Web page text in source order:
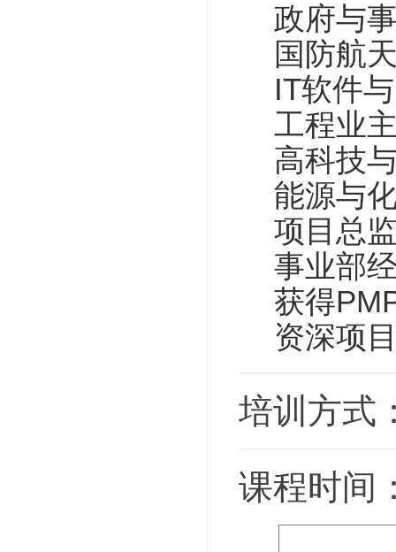
政府与
国防航
IT软件
工程业
高科技
能源与
项目总
事业部
获得
资深项
培训方式
课程时间